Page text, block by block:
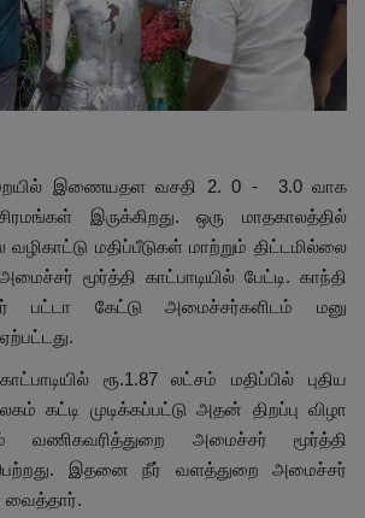
இணையதள வசதி 2. 0 - 3.0 வாக
இருக்கிறது. ஒரு மாதகாலத்தில்
வழிகாட்டு மதிப்பீடுகள் மாற்றும் திட்டமில்லை
மூர்த்தி காட்பாடியில் பேட்டி. காந்தி
பட்டா கேட்டு அமைச்சர்களிடம் மனு
காட்பாடியில் ரூ.1.87லட்சம் மதிப்பில் புதிய
கட்டி முடிக்கப்பட்டு அதன் திறப்பு விழா
வணிகவரித்துறை அமைச்சர் மூர்த்தி
இதனை நீர் வளத்துறை அமைச்சர்
வைத்தார்.